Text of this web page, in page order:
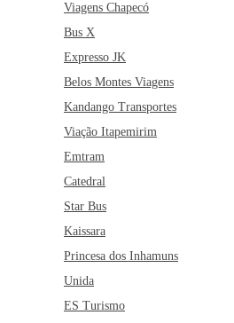
Viagens Chapecó
Bus X
Expresso JK
Belos Montes Viagens
Kandango Transportes
Viação Itapemirim
Emtram
Catedral
Star Bus
Kaissara
Princesa dos Inhamuns
Unida
ES Turismo